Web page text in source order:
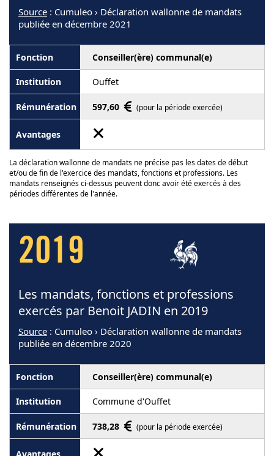
Source : Cumuleo › Déclaration wallonne de mandats
publiée en décembre 2021
Conseiller(ère) communal(e)
Ouffet
597,60 (pour la période exercée)
La déclaration wallonne de mandats ne précise pas les dates de début
et/ou de fin de l'exercice des mandats, fonctions et professions. Les
mandats renseignés ci-dessus peuvent donc avoir été exercés à des
périodes différentes de l'année.
2019
Les mandats, fonctions et professions
exercés par Benoit JADIN en 2019
Source : Cumuleo › Déclaration wallonne de mandats
publiée en décembre 2020
Conseiller(ère) communal(e)
Commune d'Ouffet
738,28 (pour la période exercée)